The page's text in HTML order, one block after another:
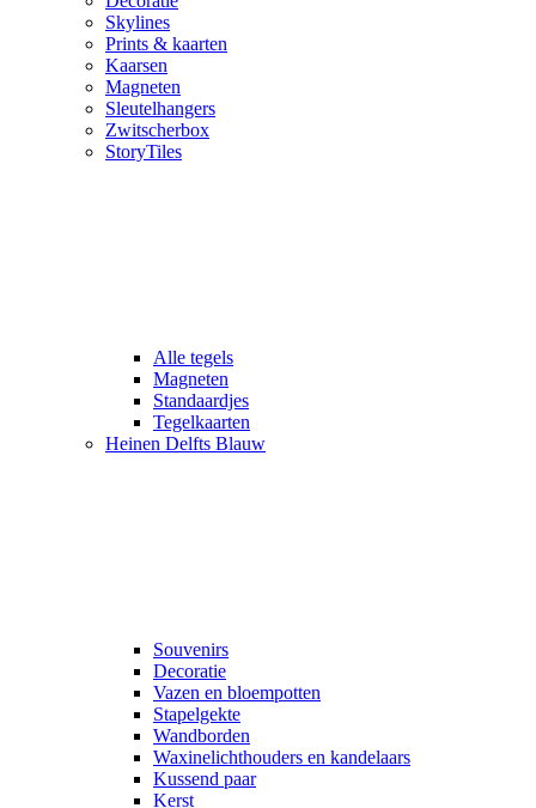
Skylines
Prints & kaarten
Kaarsen
Magneten
Sleutelhangers
Zwitscherbox
StoryTiles
Alle tegels
Magneten
Standaardjes
Tegelkaarten
Heinen Delfts Blauw
Souvenirs
Decoratie
Vazen en bloempotten
Stapelgekte
Wandborden
Waxinelichthouders en kandelaars
Kussend paar
Kerst